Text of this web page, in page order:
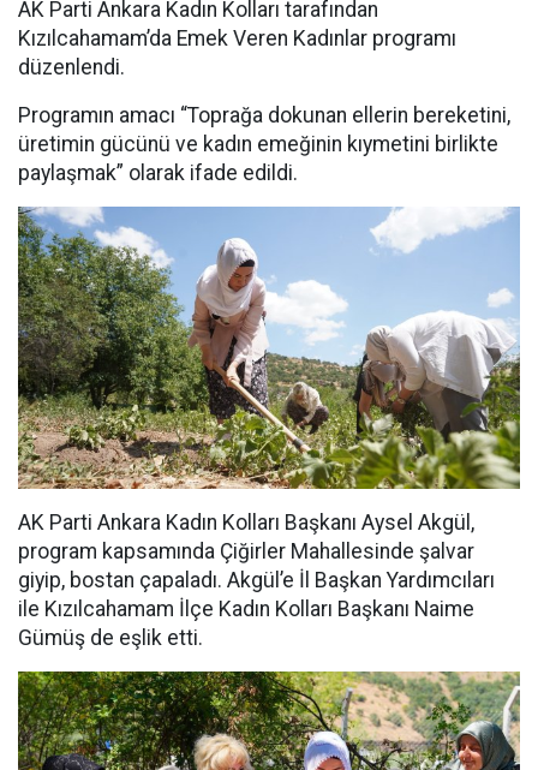
AK Parti Ankara Kadın Kolları tarafından
Kızılcahamam’da Emek Veren Kadınlar programı
düzenlendi.
Programın amacı “Toprağa dokunan ellerin bereketini,
üretimin gücünü ve kadın emeğinin kıymetini birlikte
paylaşmak” olarak ifade edildi.
AK Parti Ankara Kadın Kolları Başkanı Aysel Akgül,
program kapsamında Çiğirler Mahallesinde şalvar
giyip, bostan çapaladı. Akgül’e İl Başkan Yardımcıları
ile Kızılcahamam İlçe Kadın Kolları Başkanı Naime
Gümüş de eşlik etti.